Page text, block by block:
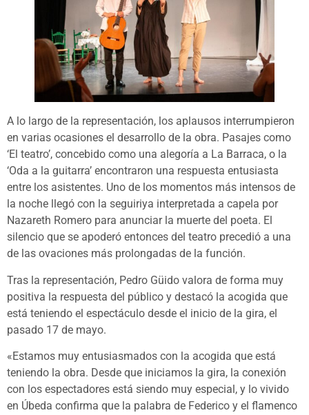
A lo largo de la representación, los aplausos interrumpieron
en varias ocasiones el desarrollo de la obra. Pasajes como
‘El teatro’, concebido como una alegoría a La Barraca, o la
‘Oda a la guitarra’ encontraron una respuesta entusiasta
entre los asistentes. Uno de los momentos más intensos de
la noche llegó con la seguiriya interpretada a capela por
Nazareth Romero para anunciar la muerte del poeta. El
silencio que se apoderó entonces del teatro precedió a una
de las ovaciones más prolongadas de la función.
Tras la representación, Pedro Güido valora de forma muy
positiva la respuesta del público y destacó la acogida que
está teniendo el espectáculo desde el inicio de la gira, el
pasado 17 de mayo.
«Estamos muy entusiasmados con la acogida que está
teniendo la obra. Desde que iniciamos la gira, la conexión
con los espectadores está siendo muy especial, y lo vivido
en Úbeda confirma que la palabra de Federico y el flamenco